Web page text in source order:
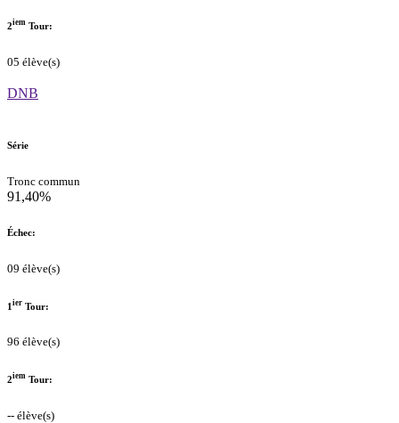
2iem Tour:
05 élève(s)
DNB
Série
Tronc commun
91,40%
Échec:
09 élève(s)
1 ier Tour:
96 élève(s)
2iem Tour:
-- élève(s)